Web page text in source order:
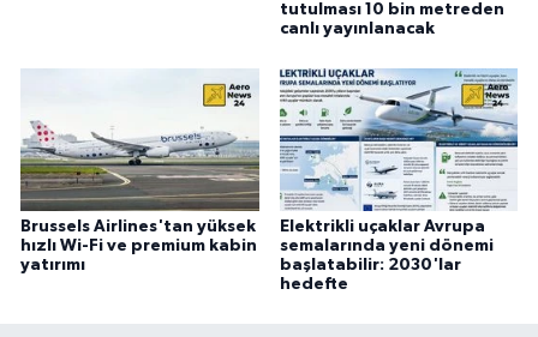
tutulması 10 bin metreden
canlı yayınlanacak
Brussels Airlines'tan yüksek
hızlı Wi-Fi ve premium kabin
yatırımı
Elektrikli uçaklar Avrupa
semalarında yeni dönemi
başlatabilir: 2030'lar
hedefte